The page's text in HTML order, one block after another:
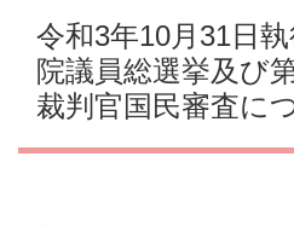
令和3年10月31日
院議員総選挙及び
裁判官国民審査に